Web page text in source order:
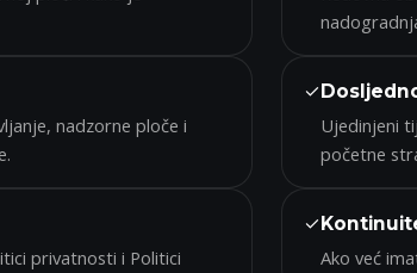
nadzorne ploče i
privatnosti i Politici
✓
Ujedinjeni
početne
✓
Ako već